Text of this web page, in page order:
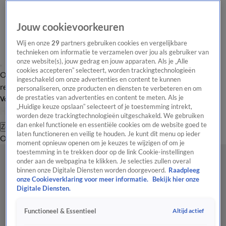
Overzicht Laatste nieuws Regionieuws Het beste van Hart
Tip de
redactie
Volg Hart van Nederland
Zoeken
OverzichtRegioUitzendingenWeerTip de redactiePanelVideo's
Jouw cookievoorkeuren
Wij en onze29 partners gebruiken cookies en vergelijkbare
technieken om informatie te verzamelen over jou als gebruiker van
onze website(s), jouw gedrag en jouw apparaten. Als je „Alle
cookies accepteren” selecteert, worden trackingtechnologieën
ingeschakeld om onze advertenties en content te kunnen
personaliseren, onze producten en diensten te verbeteren en om
de prestaties van advertenties en content te meten. Als je
„Huidige keuze opslaan” selecteert of je toestemming intrekt,
worden deze trackingtechnologieën uitgeschakeld. We gebruiken
dan enkel functionele en essentiële cookies om de website goed te
laten functioneren en veilig te houden. Je kunt dit menu op ieder
moment opnieuw openen om je keuzes te wijzigen of om je
toestemming in te trekken door op de link Cookie-instellingen
onder aan de webpagina te klikken. Je selecties zullen overal
binnen onze Digitale Diensten worden doorgevoerd. Raadpleeg
onze Cookieverklaring voor meer informatie.
Bekijk hier onze
Digitale Diensten.
Functioneel & Essentieel Altijd actief